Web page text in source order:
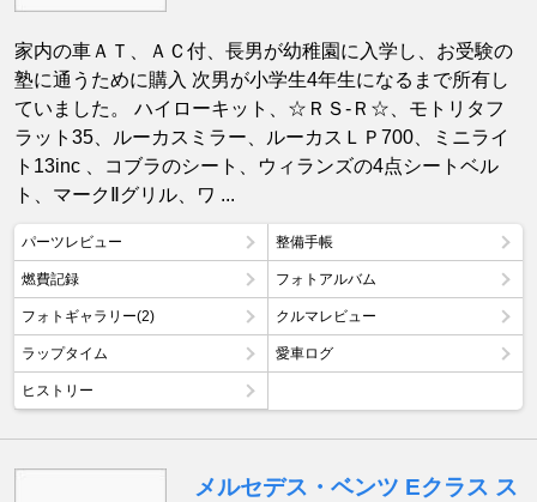
家内の車ＡＴ、ＡＣ付、長男が幼稚園に入学し、お受験の
塾に通うために購入 次男が小学生4年生になるまで所有し
ていました。 ハイローキット、☆ＲＳ-Ｒ☆、モトリタフ
ラット35、ルーカスミラー、ルーカスＬＰ700、ミニライ
ト13inc 、コブラのシート、ウィランズの4点シートベル
ト、マークⅡグリル、ワ ...
パーツレビュー 整備手帳
燃費記録 フォトアルバム
フォトギャラリー(2) クルマレビュー
ラップタイム 愛車ログ
ヒストリー
メルセデス・ベンツ Eクラス ス